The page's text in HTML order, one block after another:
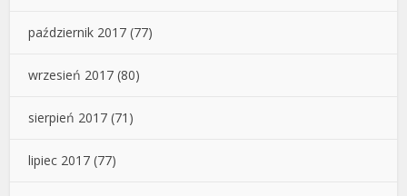
październik 2017 (77)
wrzesień 2017 (80)
sierpień 2017 (71)
lipiec 2017 (77)